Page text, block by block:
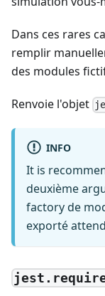
Dans ces rares
remplir
des modules
Renvoie l'objet
INFO
It is
deuxième
factory de
exporté